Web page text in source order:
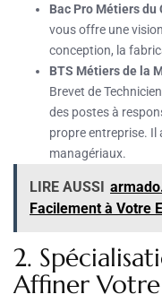
Bac Pro Métiers du
vous offre une
conception, la
BTS Métiers de la
Brevet de
des postes à
propre entreprise. Il
managériaux.
LIRE AUSSI
Facilement à Votre
2.
Affiner